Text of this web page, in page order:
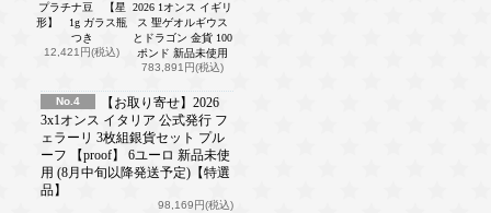
プラチナ豆 【星
形】 1g ガラス瓶
つき
12,421円(税込)
2026 1オンス イギリ
ス 聖ゲオルギウス
とドラゴン 金貨 100
ポンド 新品未使用
783,891円(税込)
No.4
【お取り寄せ】2026
3x1オンス イタリア 公式発行 フ
ェラーリ 3枚組銀貨セット プル
ーフ 【proof】 6ユーロ 新品未使
用 (8月中旬以降発送予定)【特選
品】
98,169円(税込)